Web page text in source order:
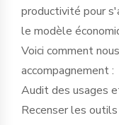
productivité pour
le modèle
Voici comment
accompagnement :
Audit des usages
Recenser les